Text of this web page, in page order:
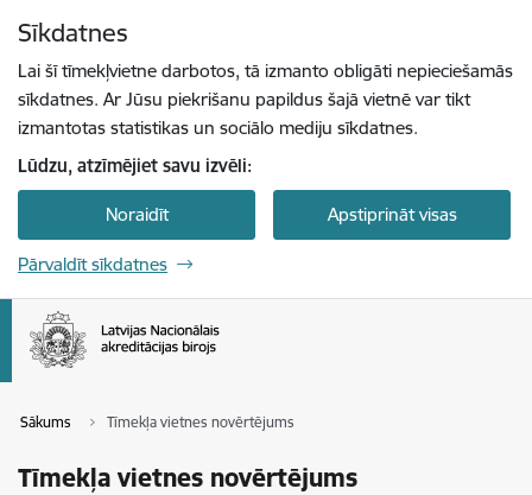
Sīkdatnes
Lai šī tīmekļvietne darbotos, tā izmanto obligāti nepieciešamās
sīkdatnes. Ar Jūsu piekrišanu papildus šajā vietnē var tikt
izmantotas statistikas un sociālo mediju sīkdatnes.
Lūdzu, atzīmējiet savu izvēli:
Noraidīt Apstiprināt visas
Pārvaldīt sīkdatnes
Sākums Tīmekļa vietnes novērtējums
Tīmekļa vietnes novērtējums